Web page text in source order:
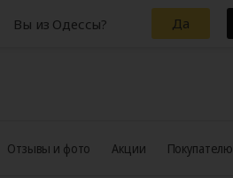
Отзывы и фото Акции Покупателю
Вы из Одессы? Да